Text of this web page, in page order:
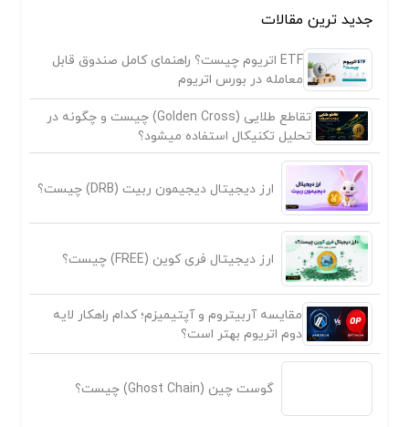
جدید ترین مقالات
ETF اتریوم چیست؟ راهنمای کامل صندوق قابل
معامله در بورس اتریوم
تقاطع طلایی (Golden Cross) چیست و چگونه در
تحلیل تکنیکال استفاده میشود؟
ارز دیجیتال دیجیمون ربیت (DRB) چیست؟
ارز دیجیتال فری کوین (FREE) چیست؟
مقایسه آربیتروم و آپتیمیزم؛ کدام راهکار لایه
دوم اتریوم بهتر است؟
گوست چین (Ghost Chain) چیست؟